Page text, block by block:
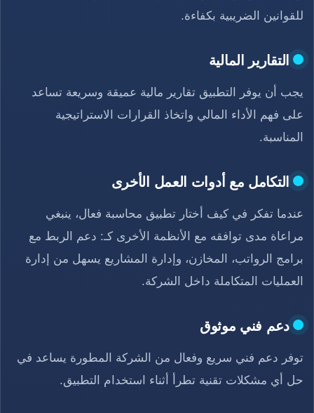
للقوانين الضريبية بكفاءة.
التقارير المالية
يجب أن يوفر التطبيق تقارير مالية عميقة وسريعة تساعد
على فهم الأداء المالي واتخاذ القرارات الاستراتيجية
المناسبة.
التكامل مع أدوات العمل الأخرى
عندما تفكر في كيف أختار تطبيق محاسبة فعال، ينبغي
مراعاة مدى توافقه مع الأنظمة الأخرى كـ: دعم الربط مع
برامج الرواتب، المخازن، وإدارة المشاريع يسهل من إدارة
العمليات المتكاملة داخل الشركة.
دعم فني موثوق
توفر دعم فني سريع وفعال من الشركة المطورة يساعد في
حل أي مشكلات تقنية تطرأ أثناء استخدام التطبيق.